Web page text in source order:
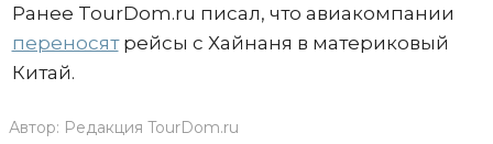
Ранее TourDom.ru писал, что авиакомпании
переносятрейсы с Хайнаня в материковый
Китай.
Автор: Редакция TourDom.ru